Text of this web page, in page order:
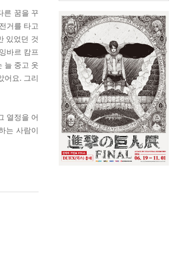
른 꿈을 꾸
거를 타고
있었던 것
바르 캄프
늘 중고 옷
어요. 그리
열정을 어
는 사람이